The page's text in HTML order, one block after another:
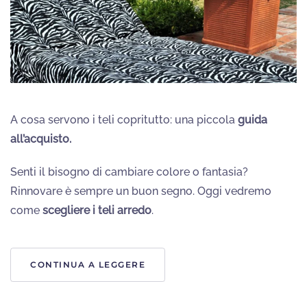
A cosa servono i teli copritutto: una piccola guida
all’acquisto.
Senti il bisogno di cambiare colore o fantasia?
Rinnovare è sempre un buon segno. Oggi vedremo
come scegliere i teli arredo.
CONTINUA A LEGGERE